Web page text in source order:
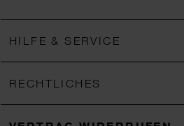
HILFE & SERVICE
RECHTLICHES